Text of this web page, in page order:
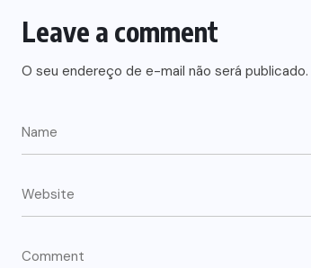
Leave a comment
O seu endereço de e-mail não será publicado.